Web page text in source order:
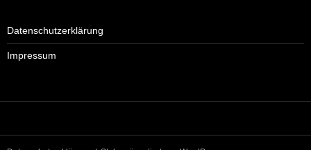
Datenschutzerklärung
Impressum